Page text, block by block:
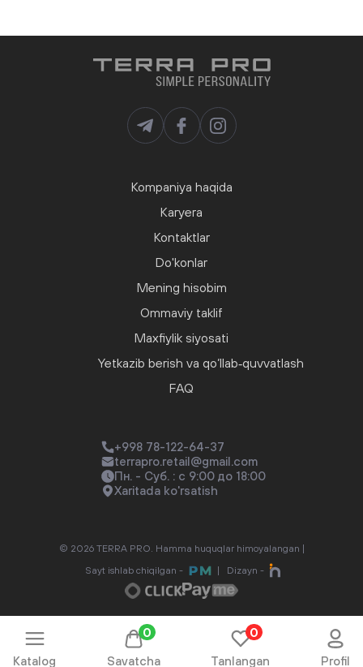
Katalog Savatcha
0
Tanlangan
0
Profil
Kompaniya haqida
Karyera
Kontaktlar
Do'konlar
Mening hisobim
Ommaviy taklif
Maxfiylik siyosati
Yetkazib berish va qo‘llab‑quvvatlash
FAQ
+998 78-122-64-37
terrapro.retail@gmail.com
Пн. - Суб. : с 9:00 до 18:00
Xaritada ko'rsatish
© 2026 TERRA PRO. Hamma huquqlar himoyalangan |
Sayt ishlab chiqilgan -
Dizayn -